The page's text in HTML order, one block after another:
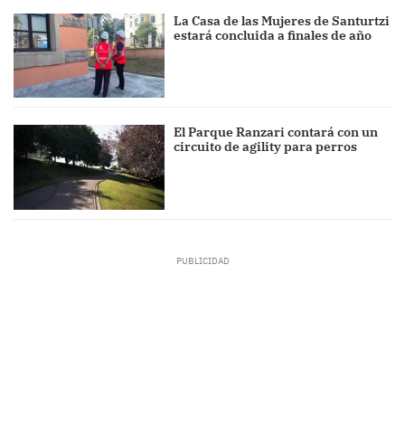
La Casa de las Mujeres de Santurtzi
estará concluida a finales de año
El Parque Ranzari contará con un
circuito de agility para perros